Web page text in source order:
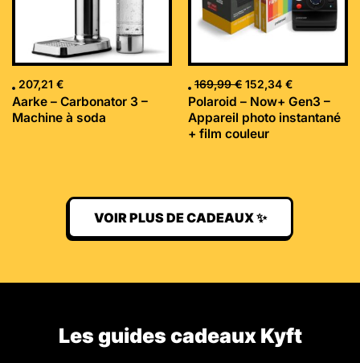
207,21 €
Aarke – Carbonator 3 –
Machine à soda
169,99€ 152,34 €
Polaroid – Now+ Gen3 –
Appareil photo instantané
+ film couleur
VOIR PLUS DE CADEAUX ✨
Les guides cadeaux Kyft​